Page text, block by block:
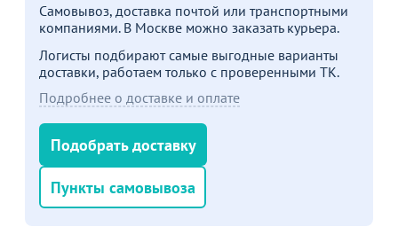
Самовывоз, доставка почтой или транспортными
компаниями. В Москве можно заказать курьера.
Логисты подбирают самые выгодные варианты
доставки, работаем только с проверенными ТК.
Подробнее о доставке и оплате
Подобрать доставку
Пункты самовывоза